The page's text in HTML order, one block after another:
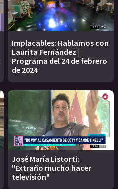
Implacables: Hablamos con
Laurita Fernández |
Programa del 24 de febrero
de 2024
José María Listorti:
"Extraño mucho hacer
televisión"